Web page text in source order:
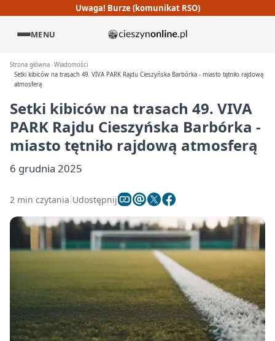
Uwaga! Burze (komunikat RSO)
MENU
Strona główna Wiadomości
Setki kibiców na trasach 49. VIVA PARK Rajdu Cieszyńska Barbórka - miasto tętniło rajdową
atmosferą
Setki kibiców na trasach 49. VIVA
PARK Rajdu Cieszyńska Barbórka -
miasto tętniło rajdową atmosferą
6 grudnia 2025
2 min czytania Udostępnij